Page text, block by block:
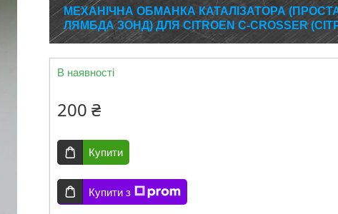
МЕХАНІЧНА ОБМАНКА КАТАЛІЗАТОРА
ЛЯМБДА ЗОНД) ДЛЯ CITROEN C-CROSSER
В наявності
200 ₴
Купити
Купити з